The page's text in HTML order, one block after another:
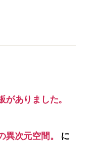
ありました。
次元空間。
に